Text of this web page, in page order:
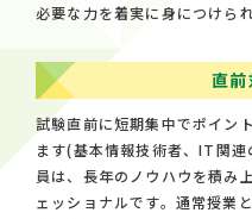
必要な力を着実に身につけられ
直
試験直前に短期集中でポイン
ます(基本情報技術者、IT関
員は、長年のノウハウを積み
ェッショナルです。通常授業